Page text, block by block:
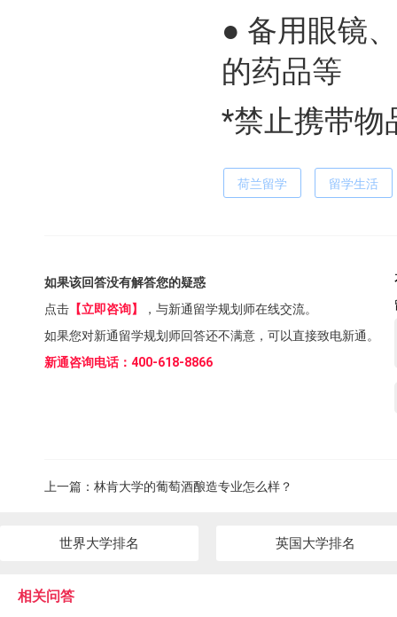
● 备用眼镜
的药品等
*禁止携带物
荷兰留学 留学生活
如果该回答没有解答您的疑惑
点击 【立即咨询】
，与新通留学规划师在线交流。
如果您对新通留学规划师回答还不满意，可以直接致电新通。
新通咨询电话：400-618-8866
上一篇： 林肯大学的葡萄酒酿造专业怎么样？
世界大学排名 英国大学排名
相关问答